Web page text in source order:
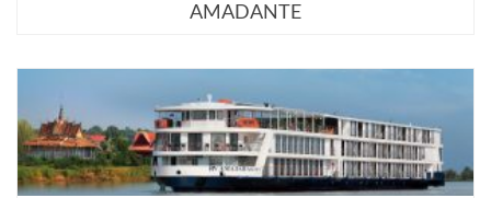
AMADANTE